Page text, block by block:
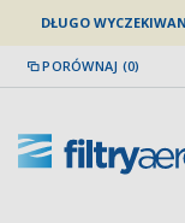
DŁUGO
PORÓWNAJ (0)